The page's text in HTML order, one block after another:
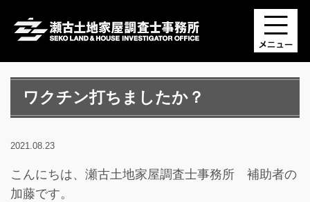
ワクチン打ちましたか？
2021.08.23
こんにちは、瀬古土地家屋調査士事務所 補助者の
加藤です。